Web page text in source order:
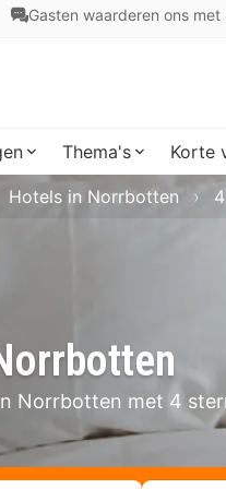
Gasten waarderen ons met
Thema's Korte
Norrbotten met 4
Hotels in Norrbotten